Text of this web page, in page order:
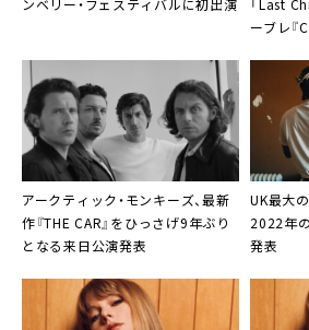
ーブレ『
アークティック・モンキーズ、最新
作『THE CAR』をひっさげ9年ぶり
となる来日公演発表
UK最大
2022年
発表